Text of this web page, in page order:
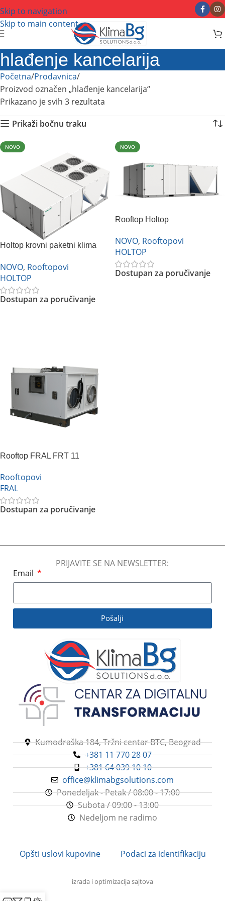
Skip to navigation
Skip to main content
hlađenje kancelarija
Početna Prodavnica
Proizvod označen „hlađenje kancelarija“
Prikazano je svih 3 rezultata
Prikaži bočnu traku
NOVO
Holtop krovni paketni klima
NOVO, Rooftopovi
HOLTOP
Dostupan za poručivanje
NOVO
Rooftop Holtop
NOVO, Rooftopovi
HOLTOP
Dostupan za poručivanje
Rooftop FRAL FRT 11
Rooftopovi
FRAL
Dostupan za poručivanje
PRIJAVITE SE NA NEWSLETTER:
Email
Pošalji
Kumodraška 184, Tržni centar BTC, Beograd
+381 11 770 28 07
+381 64 039 10 10
office@klimabgsolutions.com
Ponedeljak - Petak / 08:00 - 17:00
Subota / 09:00 - 13:00
Nedeljom ne radimo
Opšti uslovi kupovine Podaci za identifikaciju
izrada i optimizacija sajtova